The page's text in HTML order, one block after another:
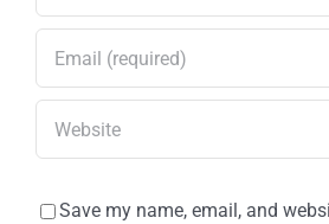
Save my name, email, and